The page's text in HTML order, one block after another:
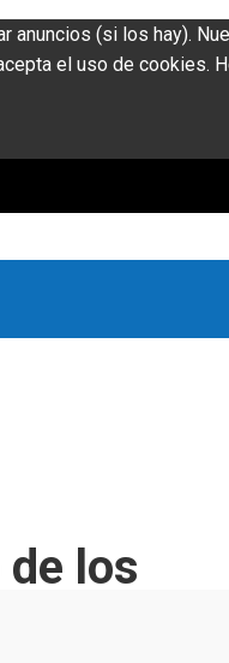
(si los hay).
el uso de cookies.
los